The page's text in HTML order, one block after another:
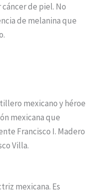
de piel. No
de melanina que
mexicano y héroe
mexicana que
Francisco I. Madero
Villa.
mexicana. Es